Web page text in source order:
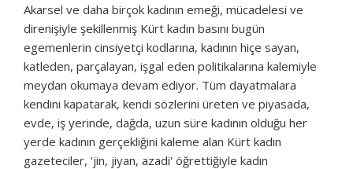
Akarsel ve daha birçok kadının emeği, mücadelesi ve
direnişiyle şekillenmiş Kürt kadın basını bugün
egemenlerin cinsiyetçi kodlarına, kadının hiçe sayan,
katleden, parçalayan, işgal eden politikalarına kalemiyle
meydan okumaya devam ediyor. Tüm dayatmalara
kendini kapatarak, kendi sözlerini üreten ve piyasada,
evde, iş yerinde, dağda, uzun süre kadının olduğu her
yerde kadının gerçekliğini kaleme alan Kürt kadın
gazeteciler, 'jin, jiyan, azadi' öğrettiğiyle kadın